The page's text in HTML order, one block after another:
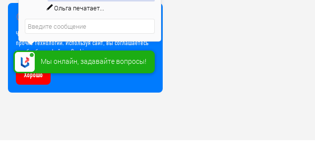
Чтобы улучшить работу сайта, мы используем Cookie и
прочие технологии. Используя сайт, вы соглашаетесь
на обработку файлов Cookie
Хорошо
Мы онлайн, задавайте вопросы!
Ольга печатает...